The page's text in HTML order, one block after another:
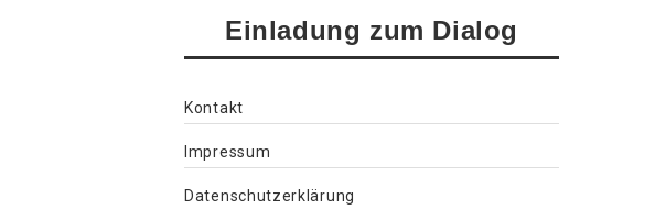
Einladung zum Dialog
Kontakt
Impressum
Datenschutzerklärung